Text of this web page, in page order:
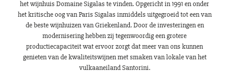
het wijnhuis Domaine Sigalas te vinden. Opgericht in 1991 en onder
het kritische oog van Paris Sigalas inmiddels uitgegroeid tot een van
de beste wijnhuizen van Griekenland. Door de investeringen en
modernisering hebben zij tegenwoordig een grotere
productiecapaciteit wat ervoor zorgt dat meer van ons kunnen
genieten van de kwaliteitswijnen met smaken van lokale van het
vulkaaneiland Santorini.